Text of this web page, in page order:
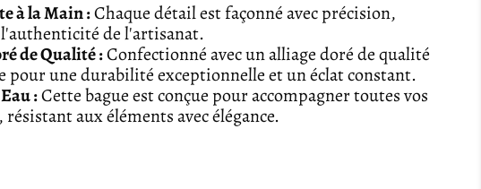
à la Main :Chaque détail est façonné avec précision,
de l'artisanat.
de Qualité :Confectionné avec un alliage doré de qualité
pour une durabilité exceptionnelle et un éclat constant.
:Cette bague est conçue pour accompagner toutes vos
aux éléments avec élégance.